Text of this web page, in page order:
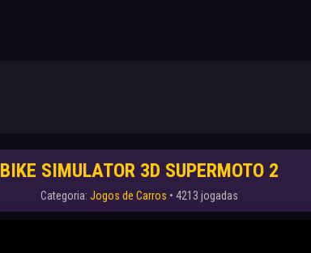
BIKE SIMULATOR 3D SUPERMOTO 2
Categoria: Jogos de Carros • 4213 jogadas